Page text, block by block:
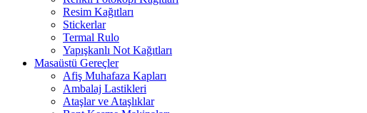
Resim Kağıtları
Stickerlar
Termal Rulo
Yapışkanlı Not Kağıtları
Masaüstü Gereçler
Afiş Muhafaza Kapları
Ambalaj Lastikleri
Ataşlar ve Ataşlıklar